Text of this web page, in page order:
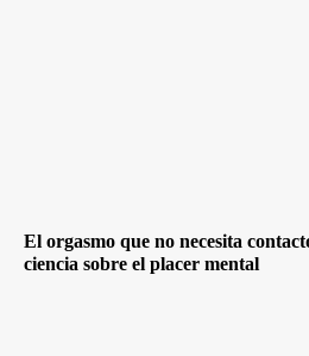
El orgasmo que no necesita
ciencia sobre el placer mental